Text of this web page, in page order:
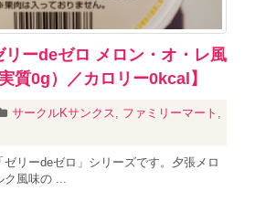
リーdeゼロ メロン・オ・レ風
質0g）／カロリー0kcal】
サークルKサンクス, ファミリーマート ,
リーdeゼロ」シリーズです。夕張メロ
ク風味の ...